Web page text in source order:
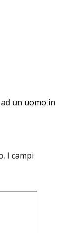
un uomo in
I campi